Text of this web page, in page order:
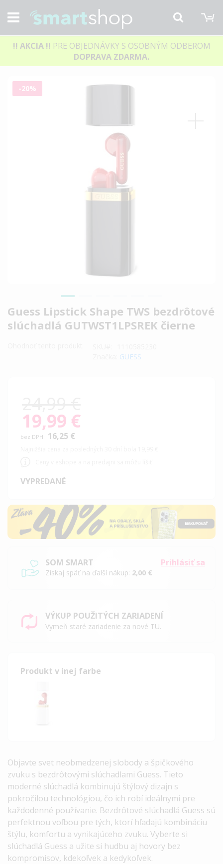
Hľadať
!! AKCIA !! PRE OBJEDNÁVKY S OSOBNÝM ODBEROM
DOPRAVA ZDARMA.
Guess Lipstick Shape TWS bezdrôtové
slúchadlá GUTWST1LPSREK čierne
GUESS
Special
Price
19,99 €
16,25 €
VYPREDANÉ
Prihlásiť sa
SOM SMART
Získaj späť na ďalší nákup: 2,00 €
VÝKUP POUŽITÝCH ZARIADENÍ
Vymeň staré zariadenie za nové TU.
Produkt v inej farbe
Objavte svet neobmedzenej slobody a špičkového
zvuku s bezdrôtovými slúchadlami Guess. Tieto
moderné slúchadlá kombinujú štýlový dizajn s
pokročilou technológiou, čo ich robí ideálnymi pre
každodenné používanie. Bezdrôtové slúchadlá Guess sú
perfektnou voľbou pre tých, ktorí hľadajú kombináciu
štýlu, komfortu a vynikajúceho zvuku. Vyberte si
slúchadlá Guess a užite si hudbu aj hovory bez
kompromisov, kdekoľvek a kedykoľvek.
Preskočiť
-20%
Preskočiť
na
začiatok